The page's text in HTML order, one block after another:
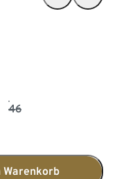
46
Warenkorb